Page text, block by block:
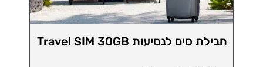
חבילת סים לנסיעות Travel SIM 30GB